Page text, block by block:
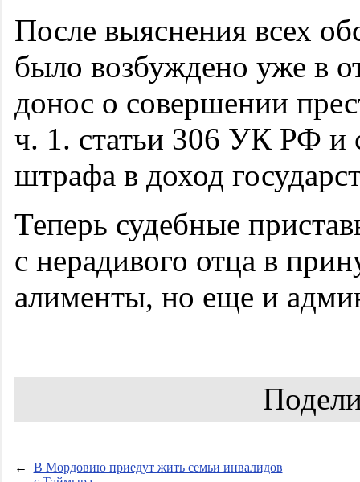
После выяснения всех
было возбуждено уже в
донос о совершении
ч. 1. статьи 306 УК РФ и
штрафа в доход
Теперь судебные
с нерадивого отца в
алименты, но еще и
←
В Мордовию приедут жить семьи инвалидов